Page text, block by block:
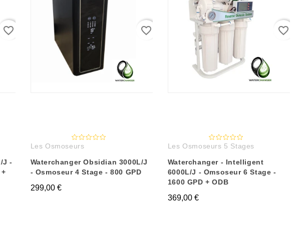
favorite_border
J -
favorite_border
Les Osmoseurs
Waterchanger Obsidian 3000L/J
- Osmoseur 4 Stage - 800 GPD
299,00 €
favorite_border
Les Osmoseurs 5 Stages
Waterchanger - Intelligent
6000L/J - Omsoseur 6 Stage -
1600 GPD + ODB
369,00 €